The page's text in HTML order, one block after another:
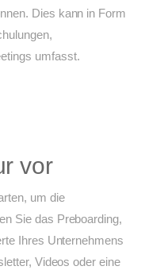
Dies kann in Form
umfasst.
vor
um die
Sie das Preboarding,
Ihres Unternehmens
Videos oder eine